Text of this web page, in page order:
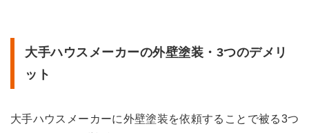
大手ハウスメーカーの外壁塗装・3つのデメリ
ット
大手ハウスメーカーに外壁塗装を依頼することで被る3つ